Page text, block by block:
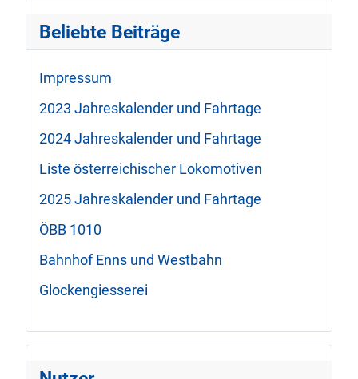
Beliebte Beiträge
Impressum
2023 Jahreskalender und Fahrtage
2024 Jahreskalender und Fahrtage
Liste österreichischer Lokomotiven
2025 Jahreskalender und Fahrtage
ÖBB 1010
Bahnhof Enns und Westbahn
Glockengiesserei